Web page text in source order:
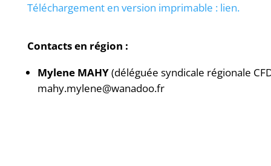
Téléchargement en version imprimable : lien.
Contacts en région :
Mylene MAHY(déléguée syndicale régionale
mahy.mylene@wanadoo.fr